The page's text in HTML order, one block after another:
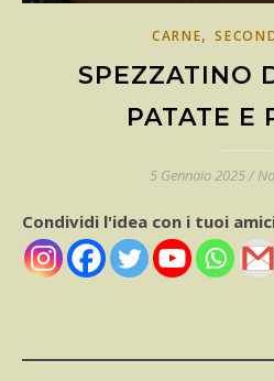
CARNE,
SPEZZATINO
PATATE E
5 Gennaio 2025/
Condividi l'idea con i tuoi